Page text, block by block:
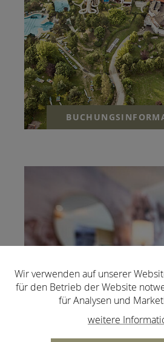
Wir verwenden auf unserer
für den Betrieb der Website
für Analysen und
weitere